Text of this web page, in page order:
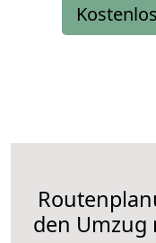
den Umzug